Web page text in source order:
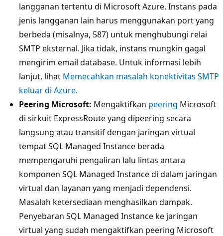
langganan tertentu di Microsoft Azure. Instans pada
jenis langganan lain harus menggunakan port yang
berbeda (misalnya, 587) untuk menghubungi relai
SMTP eksternal. Jika tidak, instans mungkin gagal
mengirim email database. Untuk informasi lebih
lanjut, lihat Memecahkan masalah konektivitas SMTP
keluar di Azure.
Peering Microsoft: Mengaktifkan peering Microsoft
di sirkuit ExpressRoute yang dipeering secara
langsung atau transitif dengan jaringan virtual
tempat SQL Managed Instance berada
mempengaruhi pengaliran lalu lintas antara
komponen SQL Managed Instance di dalam jaringan
virtual dan layanan yang menjadi dependensi.
Masalah ketersediaan menghasilkan dampak.
Penyebaran SQL Managed Instance ke jaringan
virtual yang sudah mengaktifkan peering Microsoft